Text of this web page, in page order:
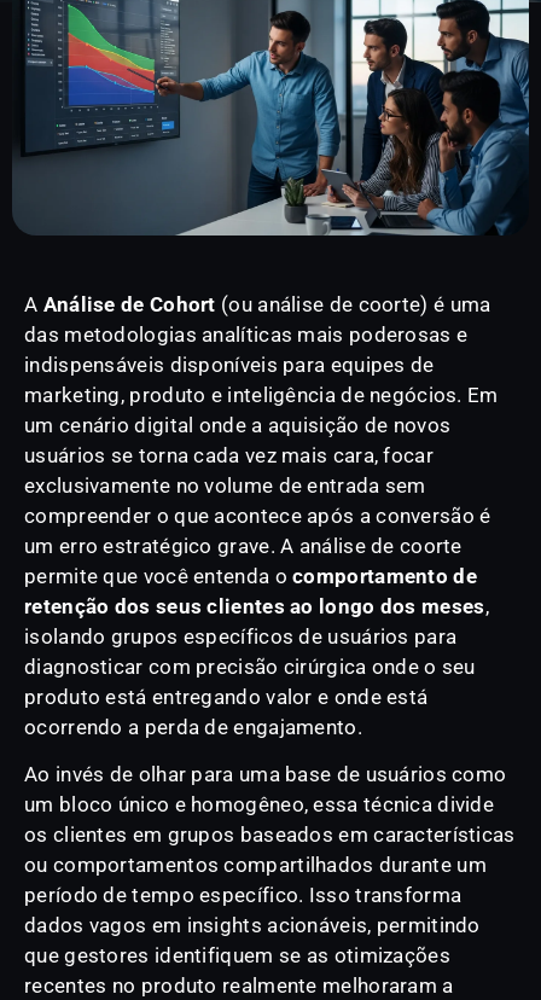
A Análise de Cohort (ou análise de coorte) é uma
das metodologias analíticas mais poderosas e
indispensáveis disponíveis para equipes de
marketing, produto e inteligência de negócios. Em
um cenário digital onde a aquisição de novos
usuários se torna cada vez mais cara, focar
exclusivamente no volume de entrada sem
compreender o que acontece após a conversão é
um erro estratégico grave. A análise de coorte
permite que você entenda ocomportamento de
retenção dos seus clientes ao longo dos meses,
isolando grupos específicos de usuários para
diagnosticar com precisão cirúrgica onde o seu
produto está entregando valor e onde está
ocorrendo a perda de engajamento.
Ao invés de olhar para uma base de usuários como
um bloco único e homogêneo, essa técnica divide
os clientes em grupos baseados em características
ou comportamentos compartilhados durante um
período de tempo específico. Isso transforma
dados vagos em insights acionáveis, permitindo
que gestores identifiquem se as otimizações
recentes no produto realmente melhoraram a